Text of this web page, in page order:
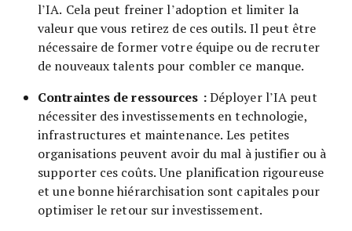
l’IA. Cela peut freiner l’adoption et limiter la
valeur que vous retirez de ces outils. Il peut être
nécessaire de former votre équipe ou de recruter
de nouveaux talents pour combler ce manque.
Contraintes de ressources :Déployer l’IA peut
nécessiter des investissements en technologie,
infrastructures et maintenance. Les petites
organisations peuvent avoir du mal à justifier ou à
supporter ces coûts. Une planification rigoureuse
et une bonne hiérarchisation sont capitales pour
optimiser le retour sur investissement.